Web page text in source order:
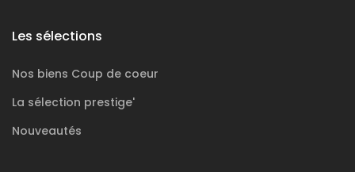
Les sélections
Nos biens Coup de coeur
La sélection prestige'
Nouveautés